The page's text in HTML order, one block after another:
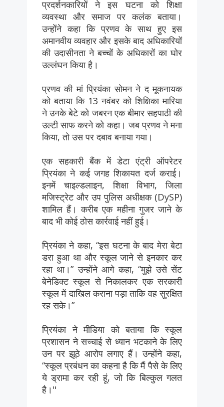
प्रदर्शनकारियों ने इस घटना को शिक्षा
व्यवस्था और समाज पर कलंक बताया।
उन्होंने कहा कि प्रणव के साथ हुए इस
अमानवीय व्यवहार और इसके बाद अधिकारियों
की उदासीनता ने बच्चों के अधिकारों का घोर
उल्लंघन किया है।
प्रणव की मां प्रियंका सोमन ने द मूकनायक
को बताया कि 13 नवंबर को शिक्षिका मारिया
ने उनके बेटे को जबरन एक बीमार सहपाठी की
उल्टी साफ करने को कहा। जब प्रणव ने मना
किया, तो उस पर दबाव बनाया गया।
एक सहकारी बैंक में डेटा एंट्री ऑपरेटर
प्रियंका ने कई जगह शिकायत दर्ज कराई।
इनमें चाइल्डलाइन, शिक्षा विभाग, जिला
मजिस्ट्रेट और उप पुलिस अधीक्षक (DySP)
शामिल हैं। करीब एक महीना गुजर जाने के
बाद भी कोई ठोस कार्रवाई नहीं हुई।
प्रियंका ने कहा, “इस घटना के बाद मेरा बेटा
डरा हुआ था और स्कूल जाने से इनकार कर
रहा था।” उन्होंने आगे कहा, “मुझे उसे सेंट
बेनेडिक्ट स्कूल से निकालकर एक सरकारी
स्कूल में दाखिल कराना पड़ा ताकि वह सुरक्षित
रह सके।”
प्रियंका ने मीडिया को बताया कि स्कूल
प्रशासन ने सच्चाई से ध्यान भटकाने के लिए
उन पर झूठे आरोप लगाए हैं। उन्होंने कहा,
“स्कूल प्रबंधन का कहना है कि मैं पैसे के लिए
ये ड्रामा कर रही हूं, जो कि बिल्कुल गलत
है।"